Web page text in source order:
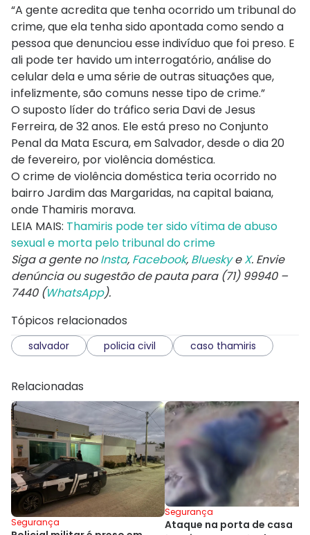
“A gente acredita que tenha ocorrido um tribunal do
crime, que ela tenha sido apontada como sendo a
pessoa que denunciou esse indivíduo que foi preso. E
ali pode ter havido um interrogatório, análise do
celular dela e uma série de outras situações que,
infelizmente, são comuns nesse tipo de crime.”
O suposto líder do tráfico seria Davi de Jesus
Ferreira, de 32 anos. Ele está preso no Conjunto
Penal da Mata Escura, em Salvador, desde o dia 20
de fevereiro, por violência doméstica.
O crime de violência doméstica teria ocorrido no
bairro Jardim das Margaridas, na capital baiana,
onde Thamiris morava.
LEIA MAIS: Thamiris pode ter sido vítima de abuso
sexual e morta pelo tribunal do crime
Siga a gente noInsta, Facebook, BlueskyeX. Envie
denúncia ou sugestão de pauta para (71) 99940 –
7440 (WhatsApp).
Tópicos relacionados
salvador policia civil caso thamiris
Relacionadas
Segurança
Segurança
Ataque na porta de casa